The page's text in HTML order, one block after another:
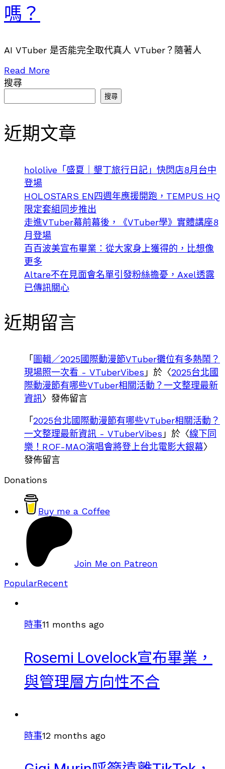
嗎？
AI VTuber 是否能完全取代真人 VTuber？隨著人
Read More
搜尋
搜尋
近期文章
hololive「盛夏｜墾丁旅行日記」快閃店8月台中
登場
HOLOSTARS EN四週年應援開跑，TEMPUS HQ
限定套組同步推出
走進VTuber幕前幕後，《VTuber學》實體講座8
月登場
百百波美宣布畢業：從大家身上獲得的，比想像
更多
Altare不在見面會名單引發粉絲擔憂，Axel透露
已傳訊關心
近期留言
「 圖輯／2025國際動漫節VTuber攤位有多熱鬧？
現場照一次看 - VTuberVibes 」於〈2025台北國
際動漫節有哪些VTuber相關活動？一文整理最新
資訊〉發佈留言
「 2025台北國際動漫節有哪些VTuber相關活動？
一文整理最新資訊 - VTuberVibes 」於〈線下同
樂！ROF-MAO演唱會將登上台北電影大銀幕〉
發佈留言
Donations
Buy me a Coffee
Join Me on Patreon
PopularRecent
時事11 months ago
Rosemi Lovelock宣布畢業，
與管理層方向性不合
時事12 months ago